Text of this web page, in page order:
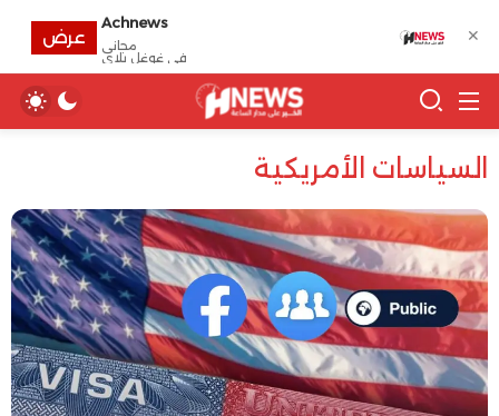
السياسات الأمريكية
✕
Achnews
مجانى
في غوغل بلاي
عرض